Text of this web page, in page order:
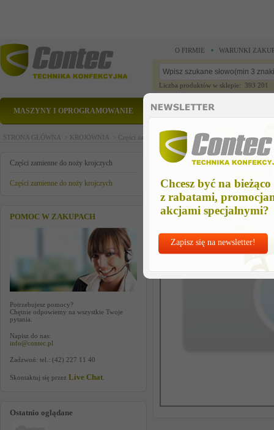
Chcesz być na bieżąco
z rabatami,
akcjami specjalnymi?
Zapisz się na newsletter!
O FIRMIE WARUNKI
Liczba produktów w sklepie: 393 201
MASZYNY I OPROGRAMOWANIE CZĘŚCI ZAMIENNE
STRONA GŁÓWNA > KROJOWNIA > Części zamienne do noży krojczych >Części
Części zamienne do noży krojczych
Części zamienne do noży krojczych
POMOC W ZAKUPACH
Potrzebujesz pomocy?
Chętnie odpowiemy na wszystkie Twoje
pytania.
Napisz do nas:
info@contec.pl
Zadzwoń: tel.: (42) 227 11 40
Skontaktuj się przez Live Chat
Ostatnio oglądane
lozysko wirnika przednie